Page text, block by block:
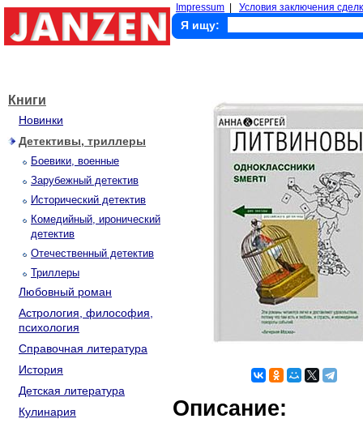
Impressum Условия заключения
Я ищу:
Книги
Новинки
Детективы, триллеры
Боевики, военные
Зарубежный детектив
Исторический детектив
Комедийный, иронический
детектив
Отечественный детектив
Триллеры
Любовный роман
Астрология, философия,
психология
Справочная литература
История
Детская литература
Кулинария
Описание: